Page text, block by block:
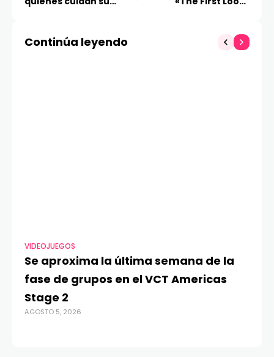
Continúa leyendo
VIDEOJUEGOS
Se aproxima la última semana de la
fase de grupos en el VCT Americas
Stage 2
AGOSTO 5, 2026